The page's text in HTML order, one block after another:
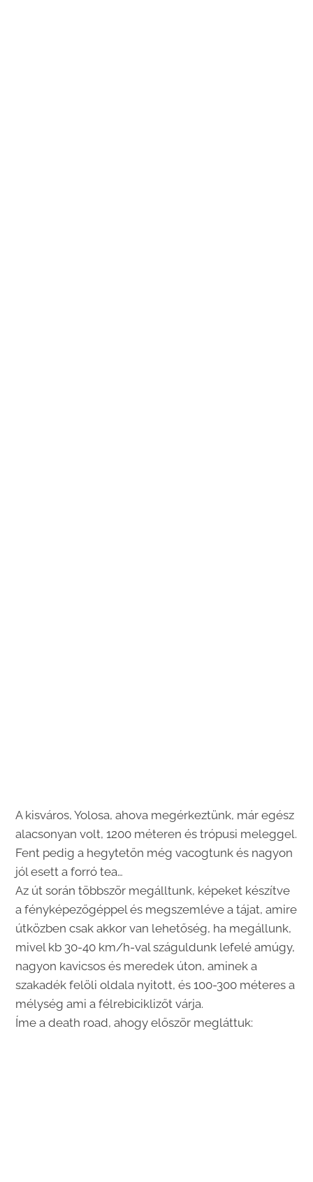
A kisváros, Yolosa, ahova megérkeztünk, már egész
alacsonyan volt, 1200 méteren és trópusi meleggel.
Fent pedig a hegytetőn még vacogtunk és nagyon
jól esett a forró tea…
Az út során többször megálltunk, képeket készítve
a fényképezőgéppel és megszemléve a tájat, amire
útközben csak akkor van lehetőség, ha megállunk,
mivel kb 30-40 km/h-val száguldunk lefelé amúgy,
nagyon kavicsos és meredek úton, aminek a
szakadék felöli oldala nyitott, és 100-300 méteres a
mélység ami a félrebiciklizőt várja.
Íme a death road, ahogy először megláttuk: